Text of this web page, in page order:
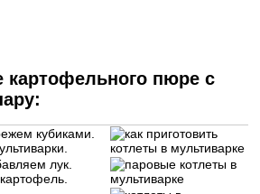
картофельного пюре с
кубиками.
лук.